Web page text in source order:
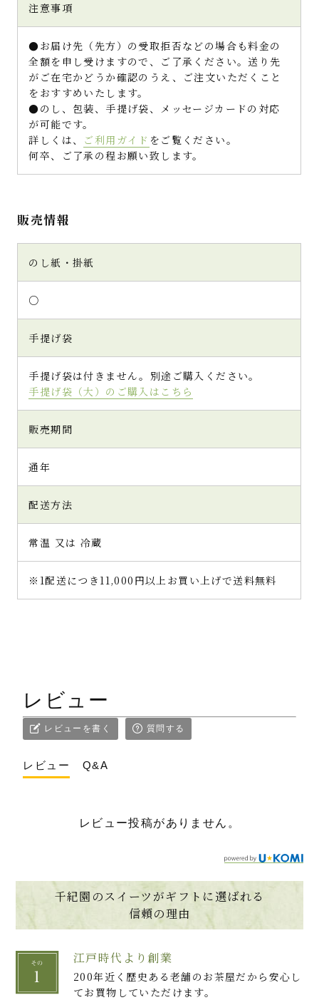
注意事項
●お届け先（先方）の受取拒否などの場合も料金の
全額を申し受けますので、ご了承ください。送り先
がご在宅かどうか確認のうえ、ご注文いただくこと
をおすすめいたします。
●のし、包装、手提げ袋、メッセージカードの対応
が可能です。
詳しくは、 ご利用ガイド をご覧ください。
何卒、ご了承の程お願い致します。
販売情報
のし紙・掛紙
○
手提げ袋
手提げ袋は付きません。別途ご購入ください。
手提げ袋（大）のご購入はこちら
販売期間
通年
配送方法
常温 又は 冷蔵
※1配送につき11,000円以上お買い上げで送料無料
レビュー
レビューを書く 質問する
レビュー Q&A
レビュー投稿がありません。
千紀園のスイーツがギフトに選ばれる
信頼の理由
江戸時代より創業
200年近く歴史ある老舗のお茶屋だから安心し
てお買物していただけます。